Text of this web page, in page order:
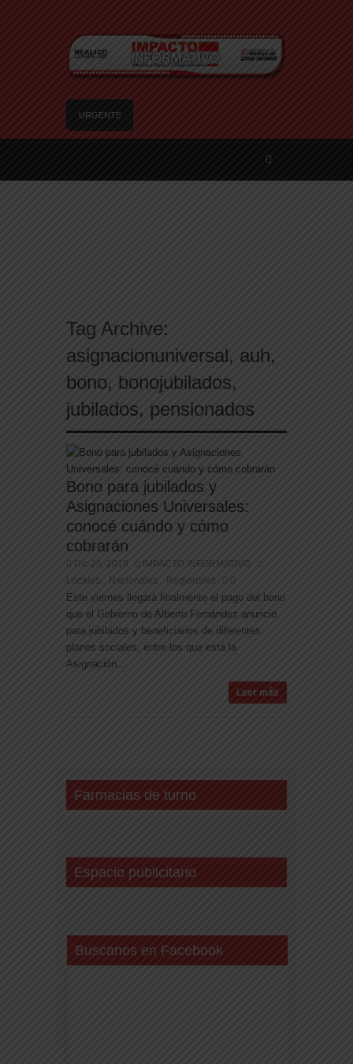
URGENTE
escondernos»
Tag Archive:
asignacionuniversal, auh,
bono, bonojubilados,
jubilados, pensionados
Bono para jubilados y
Asignaciones Universales:
conocé cuándo y cómo
cobrarán
Dic 26, 2019
IMPACTO INFORMATIVO
Locales
Nacionales Regionales 0
Este viernes llegará finalmente el pago del bono
que el Gobierno de Alberto Fernández anunció
para jubilados y beneficiarios de diferentes
planes sociales, entre los que está la
Asignación...
Leer más
Farmacias de turno
Espacio publicitario
Buscanos en Facebook